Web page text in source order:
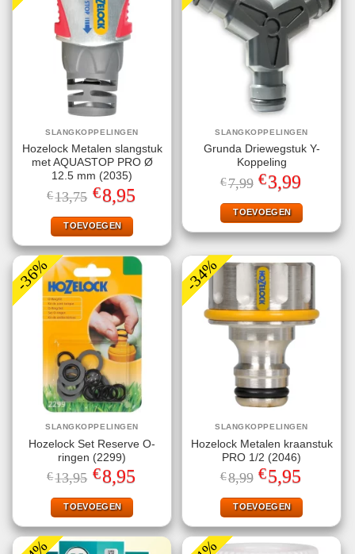
SLANGKOPPELINGEN
Hozelock Metalen slangstuk
met AQUASTOP PRO Ø
12.5 mm (2035)
€13,75 Oorspronkelijke
prijs
was:
€13,75.
€8,95prijs
TOEVOEGEN
SLANGKOPPELINGEN
Grunda Driewegstuk Y-
Koppeling
€7,99 Oorspronkelijke
prijs
was:
€7,99.
€3,99
is:
€3,99.
TOEVOEGEN
-36%
SLANGKOPPELINGEN
Hozelock Set Reserve O-
ringen (2299)
€13,95 Oorspronkelijke
prijs
was:
€13,95.
€8,95prijs
TOEVOEGEN
-34%
SLANGKOPPELINGEN
Hozelock Metalen kraanstuk
PRO 1/2 (2046)
€8,99 Oorspronkelijke
prijs
was:
€8,99.
€5,95
is:
€5,95.
TOEVOEGEN